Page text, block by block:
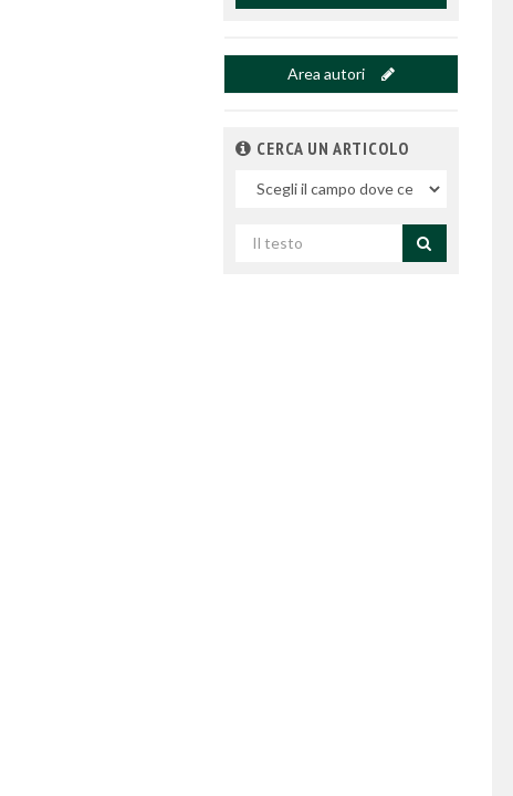
Area autori
CERCA UN ARTICOLO
Nel
Cerca